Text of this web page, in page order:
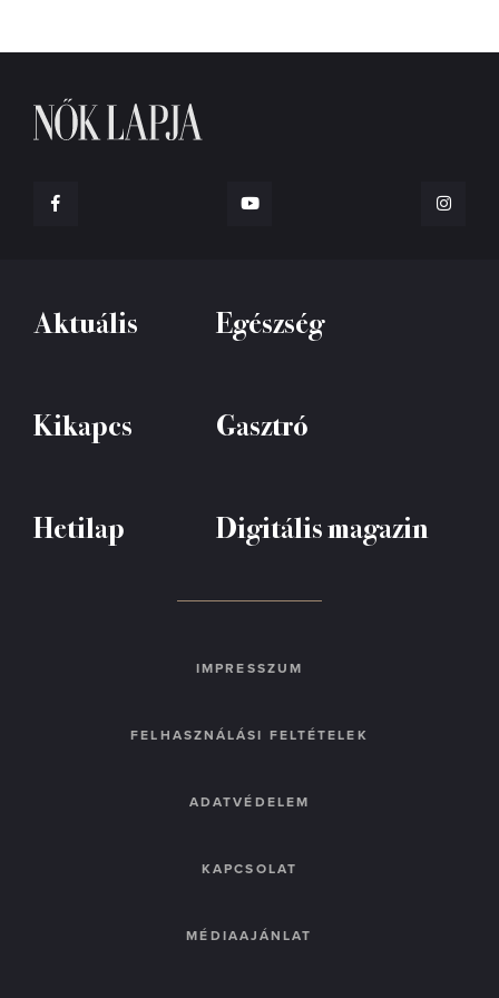
Aktuális Egészség
Kikapcs Gasztró
Hetilap Digitális magazin
IMPRESSZUM
FELHASZNÁLÁSI FELTÉTELEK
ADATVÉDELEM
KAPCSOLAT
MÉDIAAJÁNLAT